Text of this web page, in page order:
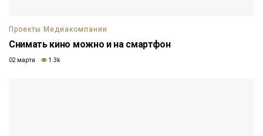
Проекты Медиакомпании
Снимать кино можно и на смартфон
02 марта 1.3k